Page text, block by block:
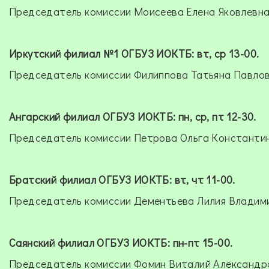
Председатель комиссии Моисеева Елена Яковлевна
Иркутский филиал №1 ОГБУЗ ИОКТБ: вт, ср 13-00.
Председатель комиссии Филиппова Татьяна
Ангарский филиал ОГБУЗ ИОКТБ: пн, ср, пт 12-30.
Председатель комиссии Петрова Ольга
Братский филиал ОГБУЗ ИОКТБ: вт, чт 11-00.
Председатель комиссии Дементьева Лилия
Саянский филиал ОГБУЗ ИОКТБ: пн-пт 15-00.
Председатель комиссии Фомин Виталий